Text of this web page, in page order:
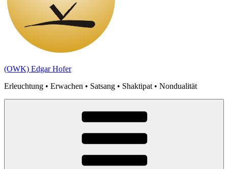
(OWK) Edgar Hofer
Erleuchtung • Erwachen • Satsang • Shaktipat • Nondualität